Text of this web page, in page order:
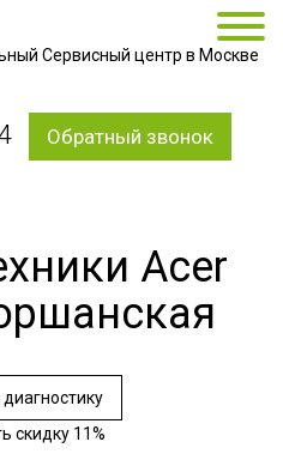
Сервисный центр в Москве
Обратный звонок
Acer
скидку 11%